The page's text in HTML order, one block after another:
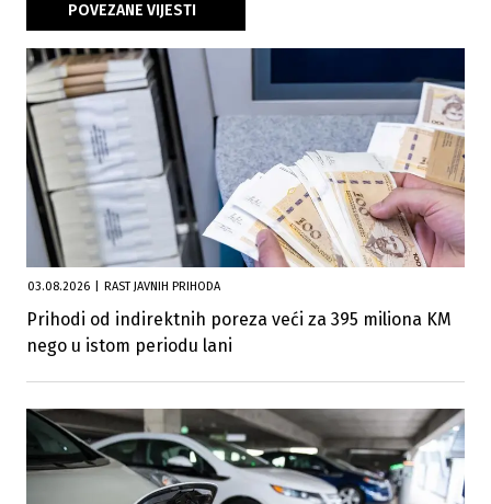
POVEZANE VIJESTI
03.08.2026 RAST JAVNIH PRIHODA
Prihodi od indirektnih poreza veći za 395 miliona KM
nego u istom periodu lani